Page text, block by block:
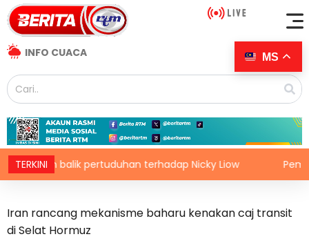
INFO CUACA
TERKINI
balik pertuduhan terhadap Nicky Liow
Iran rancang mekanisme baharu kenakan caj transit
di Selat Hormuz
MS